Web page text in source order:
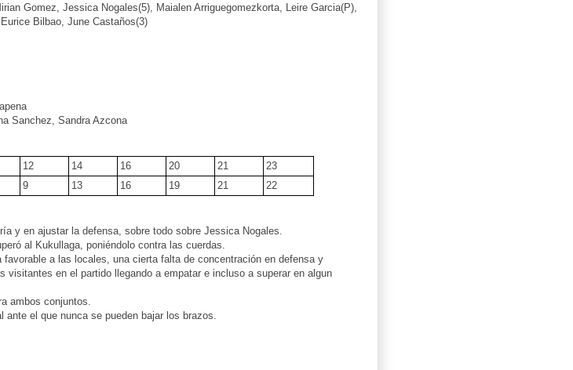
Gomez, Jessica Nogales(5), Maialen Arriguegomezkorta, Leire Garcia(P),
Bilbao, June Castaños(3)
Sanchez, Sandra Azcona
12 14 16 20 21
23
9 13 16 19 21 22
y en ajustar la defensa, sobre todo sobre Jessica Nogales.
al Kukullaga, poniéndolo contra las cuerdas.
a las locales, una cierta falta de concentración en defensa y
en el partido llegando a empatar e incluso a superar en algun
ambos conjuntos.
el que nunca se pueden bajar los brazos.